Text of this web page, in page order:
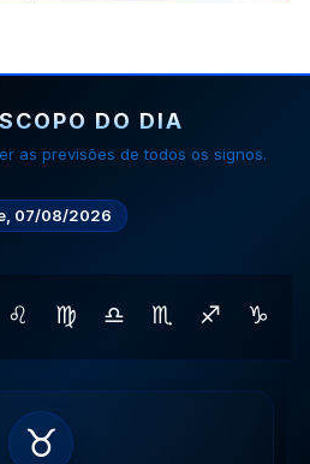
DO DIA
as previsões de todos os signos.
07/08/2026
♌ ♍ ♎ ♏ ♐ ♑
♊